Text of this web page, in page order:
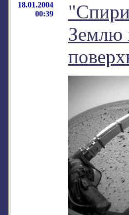
18.01.2004
00:39
Землю